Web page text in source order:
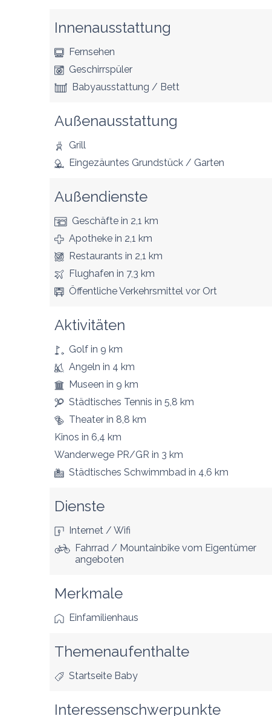
Innenausstattung
Fernsehen
Geschirrspüler
Babyausstattung / Bett
Außenausstattung
Grill
Eingezäuntes Grundstück / Garten
Außendienste
Geschäfte in 2,1 km
Apotheke in 2,1 km
Restaurants in 2,1 km
Flughafen in 7,3 km
Öffentliche Verkehrsmittel vor Ort
Aktivitäten
Golf in 9 km
Angeln in 4 km
Museen in 9 km
Städtisches Tennis in 5,8 km
Theater in 8,8 km
Kinos in 6,4 km
Wanderwege PR/GR in 3 km
Städtisches Schwimmbad in 4,6 km
Dienste
Internet / Wifi
Fahrrad / Mountainbike vom Eigentümer
angeboten
Merkmale
Einfamilienhaus
Themenaufenthalte
Startseite Baby
Interessenschwerpunkte